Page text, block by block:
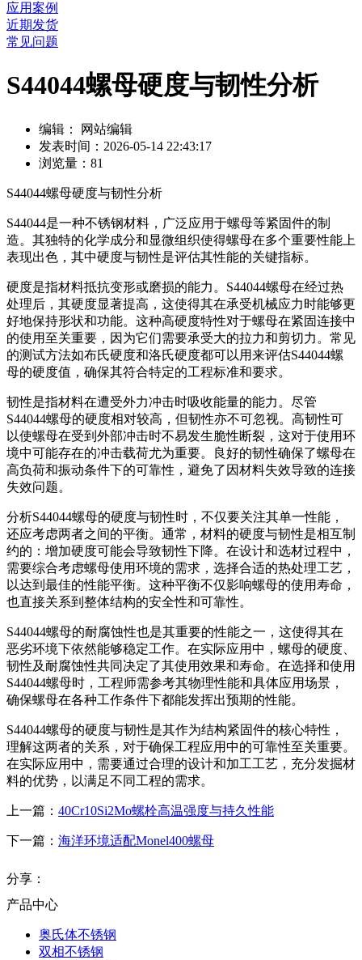
应用案例
近期发货
常见问题
S44044螺母硬度与韧性分析
编辑： 网站编辑
发表时间：2026-05-14 22:43:17
浏览量：81
S44044螺母硬度与韧性分析
S44044是一种不锈钢材料，广泛应用于螺母等紧固件的制
造。其独特的化学成分和显微组织使得螺母在多个重要性能上
表现出色，其中硬度与韧性是评估其性能的关键指标。
硬度是指材料抵抗变形或磨损的能力。S44044螺母在经过热
处理后，其硬度显著提高，这使得其在承受机械应力时能够更
好地保持形状和功能。这种高硬度特性对于螺母在紧固连接中
的使用至关重要，因为它们需要承受大的拉力和剪切力。常见
的测试方法如布氏硬度和洛氏硬度都可以用来评估S44044螺
母的硬度值，确保其符合特定的工程标准和要求。
韧性是指材料在遭受外力冲击时吸收能量的能力。尽管
S44044螺母的硬度相对较高，但韧性亦不可忽视。高韧性可
以使螺母在受到外部冲击时不易发生脆性断裂，这对于使用环
境中可能存在的冲击载荷尤为重要。良好的韧性确保了螺母在
高负荷和振动条件下的可靠性，避免了因材料失效导致的连接
失效问题。
分析S44044螺母的硬度与韧性时，不仅要关注其单一性能，
还应考虑两者之间的平衡。通常，材料的硬度与韧性是相互制
约的：增加硬度可能会导致韧性下降。在设计和选材过程中，
需要综合考虑螺母使用环境的需求，选择合适的热处理工艺，
以达到最佳的性能平衡。这种平衡不仅影响螺母的使用寿命，
也直接关系到整体结构的安全性和可靠性。
S44044螺母的耐腐蚀性也是其重要的性能之一，这使得其在
恶劣环境下依然能够稳定工作。在实际应用中，螺母的硬度、
韧性及耐腐蚀性共同决定了其使用效果和寿命。在选择和使用
S44044螺母时，工程师需参考其物理性能和具体应用场景，
确保螺母在各种工作条件下都能发挥出预期的性能。
S44044螺母的硬度与韧性是其作为结构紧固件的核心特性，
理解这两者的关系，对于确保工程应用中的可靠性至关重要。
在实际应用中，需要通过合理的设计和加工工艺，充分发掘材
料的优势，以满足不同工程的需求。
上一篇： 40Cr10Si2Mo螺栓高温强度与持久性能
下一篇： 海洋环境适配Monel400螺母
分享：
产品中心
奥氏体不锈钢
双相不锈钢